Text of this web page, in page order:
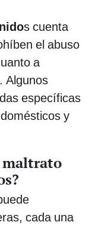
s cuenta
el abuso
a
Algunos
específicas
y
maltrato
cada una